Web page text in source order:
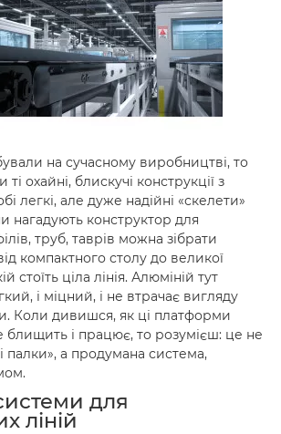
на сучасному виробництві, то
охайні, блискучі конструкції з
легкі, але дуже надійні «скелети»
нагадують конструктор для
труб, таврів можна зібрати
компактного столу до великої
стоїть ціла лінія. Алюміній тут
і міцний, і не втрачає вигляду
Коли дивишся, як ці платформи
блищить і працює, то розумієш: це не
палки», а продумана система,
для
ліній